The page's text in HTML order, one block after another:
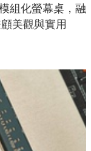
組化螢幕桌，融
美觀與實用